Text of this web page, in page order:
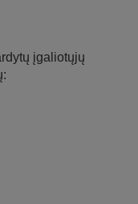
įgaliotųjų